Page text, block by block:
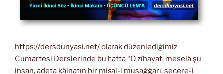
https://dersdunyasi.net/ olarak düzenlediğimiz
Cumartesi Derslerinde bu hafta “O zîhayat, meselâ şu
insan, adeta kâinatın bir misal-i musağğarı, şecere-i